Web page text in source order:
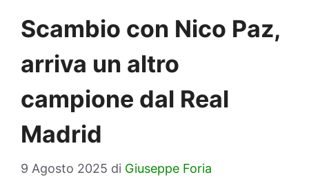
Scambio con Nico Paz,
arriva un altro
campione dal Real
Madrid
9 Agosto 2025 di Giuseppe Foria